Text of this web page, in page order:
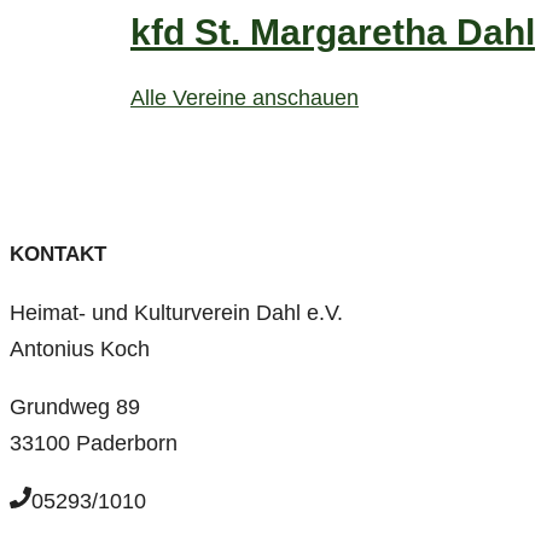
kfd St. Margaretha Dahl
Alle Vereine anschauen
KONTAKT
Heimat- und Kulturverein Dahl e.V.
Antonius Koch
Grundweg 89
33100 Paderborn
05293/1010